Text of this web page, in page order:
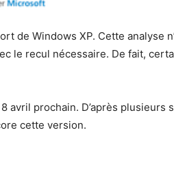
de Windows XP. Cette analyse
le recul nécessaire. De fait,
prochain. D’après plusieurs
cette version.